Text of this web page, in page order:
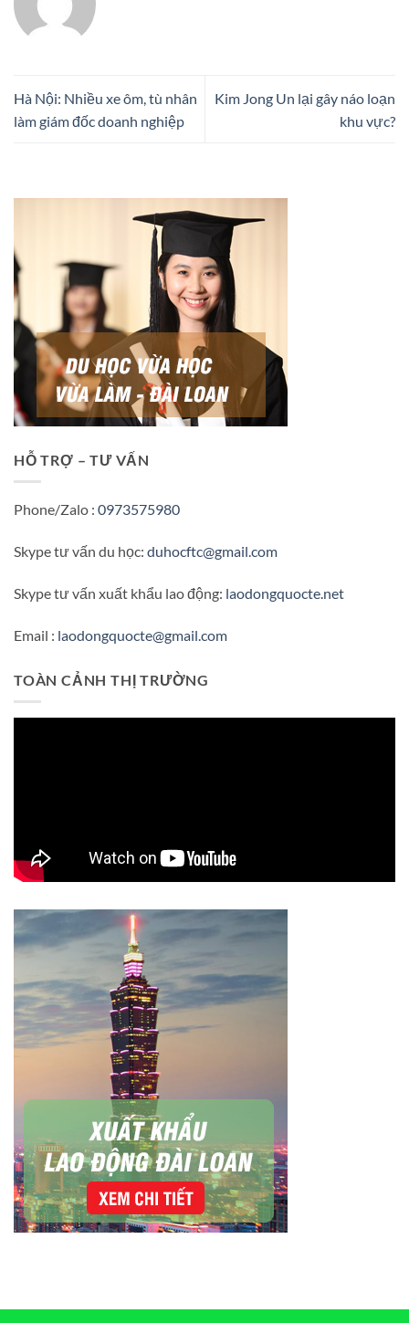
Hà Nội: Nhiều xe ôm, tù nhân
làm giám đốc doanh nghiệp
Kim Jong Un lại gây náo loạn
khu vực?
HỖ TRỢ – TƯ VẤN
Phone/Zalo : 0973575980
Skype tư vấn du học: duhocftc@gmail.com
Skype tư vấn xuất khẩu lao động: laodongquocte.net
Email : laodongquocte@gmail.com
TOÀN CẢNH THỊ TRƯỜNG